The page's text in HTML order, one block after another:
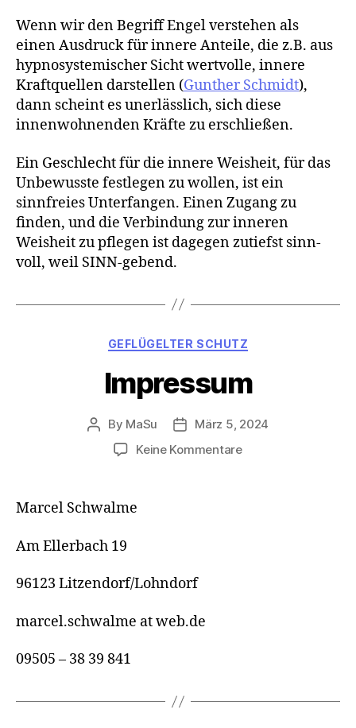
Wenn wir den Begriff Engel verstehen als
einen Ausdruck für innere Anteile, die z.B. aus
hypnosystemischer Sicht wertvolle, innere
Kraftquellen darstellen (Gunther Schmidt),
dann scheint es unerlässlich, sich diese
innenwohnenden Kräfte zu erschließen.
Ein Geschlecht für die innere Weisheit, für das
Unbewusste festlegen zu wollen, ist ein
sinnfreies Unterfangen. Einen Zugang zu
finden, und die Verbindung zur inneren
Weisheit zu pflegen ist dagegen zutiefst sinn-
voll, weil SINN-gebend.
Categories
GEFLÜGELTER SCHUTZ
Impressum
Post
author
By MaSu
PostMärz 5, 2024
Keine Kommentarezu
Marcel Schwalme
Am Ellerbach 19
96123 Litzendorf/Lohndorf
marcel.schwalme at web.de
09505 – 38 39 841